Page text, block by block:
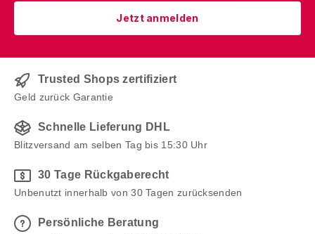
Jetzt anmelden
Trusted Shops zertifiziert
Geld zurück Garantie
Schnelle Lieferung DHL
Blitzversand am selben Tag bis 15:30 Uhr
30 Tage Rückgaberecht
Unbenutzt innerhalb von 30 Tagen zurücksenden
Persönliche Beratung